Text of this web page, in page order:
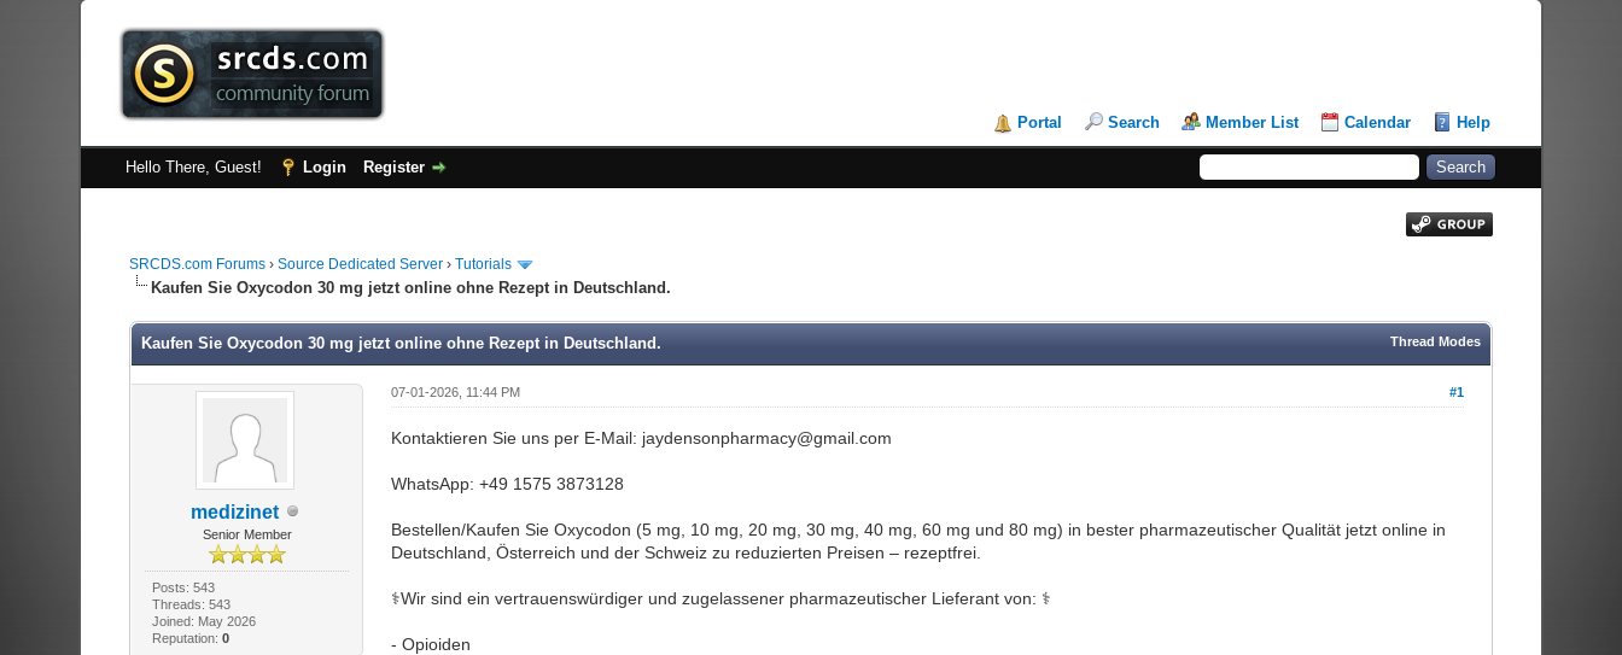
Portal Search Member List Calendar Help
Hello There, Guest! Login Register
SRCDS.com Forums› Source Dedicated Server› Tutorials
Kaufen Sie Oxycodon 30 mg jetzt online ohne Rezept in Deutschland.
Thread Modes
Kaufen Sie Oxycodon 30 mg jetzt online ohne Rezept in Deutschland.
medizinet
Senior Member
Posts: 543
Threads: 543
Joined: May 2026
Reputation:0
#1
07-01-2026, 11:44 PM
Kontaktieren Sie uns per E-Mail: jaydensonpharmacy@gmail.com
WhatsApp: +49 1575 3873128
Bestellen/Kaufen Sie Oxycodon (5 mg, 10 mg, 20 mg, 30 mg, 40 mg, 60 mg und 80 mg) in bester pharmazeutischer Qualität jetzt online in
Deutschland, Österreich und der Schweiz zu reduzierten Preisen – rezeptfrei.
⚕️Wir sind ein vertrauenswürdiger und zugelassener pharmazeutischer Lieferant von: ⚕️
- Opioiden